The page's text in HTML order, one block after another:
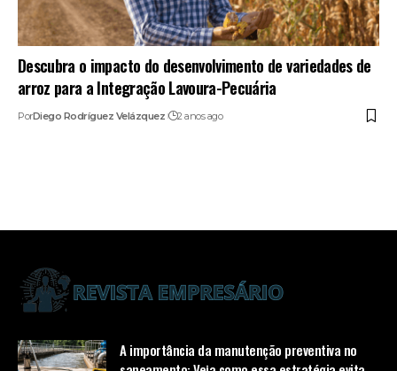
Descubra o impacto do desenvolvimento de variedades de
arroz para a Integração Lavoura-Pecuária
PorDiego Rodríguez Velázquez 2 anos ago
A importância da manutenção preventiva no